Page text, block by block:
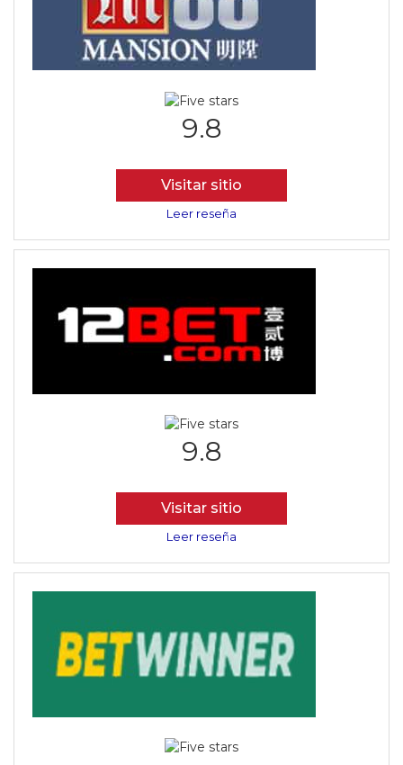
9.8
Visitar sitio
Leer reseña
9.8
Visitar sitio
Leer reseña